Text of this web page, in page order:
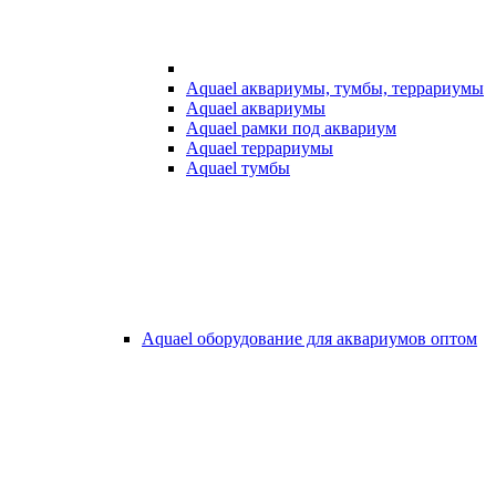
Aquael аквариумы, тумбы, террариумы
Aquael аквариумы
Aquael рамки под аквариум
Aquael террариумы
Aquael тумбы
Aquael оборудование для аквариумов оптом